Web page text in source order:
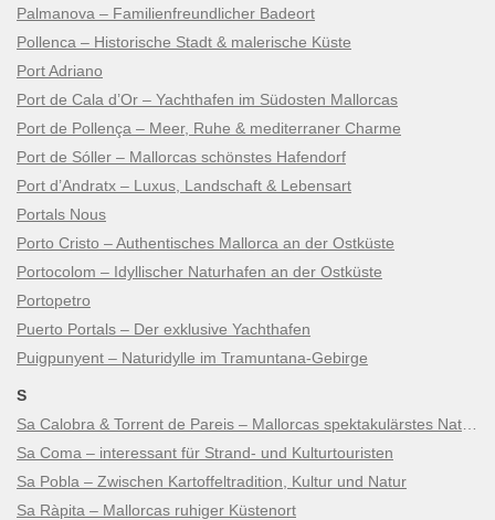
Palmanova – Familienfreundlicher Badeort
Pollenca – Historische Stadt & malerische Küste
Port Adriano
Port de Cala d’Or – Yachthafen im Südosten Mallorcas
Port de Pollença – Meer, Ruhe & mediterraner Charme
Port de Sóller – Mallorcas schönstes Hafendorf
Port d’Andratx – Luxus, Landschaft & Lebensart
Portals Nous
Porto Cristo – Authentisches Mallorca an der Ostküste
Portocolom – Idyllischer Naturhafen an der Ostküste
Portopetro
Puerto Portals – Der exklusive Yachthafen
Puigpunyent – Naturidylle im Tramuntana-Gebirge
S
Sa Coma – interessant für Strand- und Kulturtouristen
Sa Pobla – Zwischen Kartoffeltradition, Kultur und Natur
Sa Ràpita – Mallorcas ruhiger Küstenort